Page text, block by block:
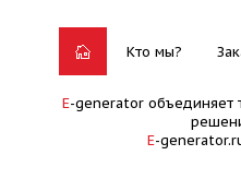
Кто мы?
E-generator объединяет
E-